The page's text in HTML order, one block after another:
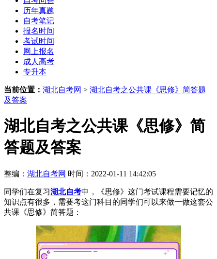
历年真题
自考笔记
报名时间
考试时间
网上报名
成人高考
专升本
当前位置： 湖北自考网 > 湖北自考之公共课《思修》简答题
及答案
湖北自考之公共课《思修》简
答题及答案
整编： 湖北自考网 时间：2022-01-11 14:42:05
同学们在复习湖北自考中，《思修》这门考试课程需要记忆的
知识点有很多，需要考这门科目的同学们可以来做一做这套公
共课《思修》简答题：